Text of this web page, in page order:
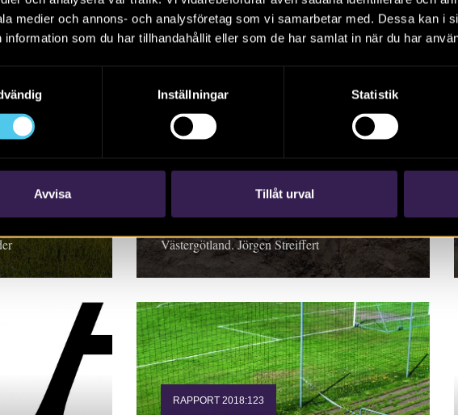
medier och annons- och analysföretag som vi samarbetar med. Dessa kan i
information som du har tillhandahållit eller som de har samlat in när du har
Inställningar Statistik
Avvisa Tillåt urval
E20 Bälinge–Siene
Västergötland. Jörgen Streiffert
RAPPORT 2018:123